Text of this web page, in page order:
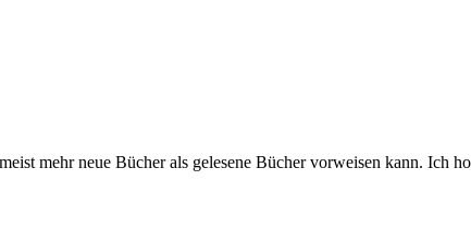
mehr neue Bücher als gelesene Bücher vorweisen kann. Ich